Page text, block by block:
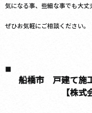
気になる事、些細な事でも大丈
ぜひお気軽にご相談ください。
船橋市 戸建て施
【株